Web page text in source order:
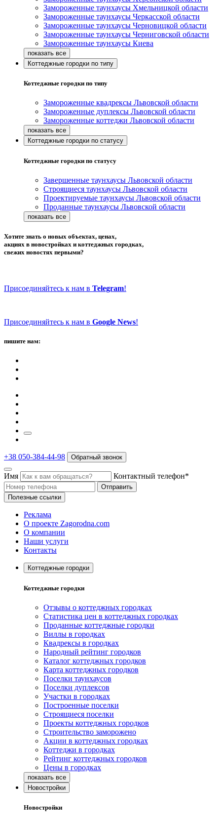
Замороженные таунхаусы Хмельницкой области
Замороженные таунхаусы Черкасской области
Замороженные таунхаусы Черновицкой области
Замороженные таунхаусы Черниговской области
Замороженные таунхаусы Киева
Коттеджные городки по типу
Коттеджные городки по типу
Замороженные квадрексы Львовской области
Замороженные дуплексы Львовской области
Замороженные коттеджи Львовской области
Коттеджные городки по статусу
Коттеджные городки по статусу
Завершенные таунхаусы Львовской области
Строящиеся таунхаусы Львовской области
Проектируемые таунхаусы Львовской области
Проданные таунхаусы Львовской области
Хотите знать о новых объектах, ценах,
акциях в новостройках и коттеджных городках,
свежих новостях первыми?
Присоединяйтесь к нам в Telegram!
Присоединяйтесь к нам в Google News!
пишите нам:
+38 050-384-44-98 Обратный звонок
Имя Контактный телефон*
Отправить
Полезные ссылки
Реклама
О проекте Zagorodna.com
О компании
Наши услуги
Контакты
Коттеджные городки
Коттеджные городки
Отзывы о коттеджных городках
Статистика цен в коттеджных городках
Проданные коттеджные городки
Виллы в городках
Квадрексы в городках
Народный рейтинг городков
Каталог коттеджных городков
Карта коттеджных городков
Поселки таунхаусов
Поселки дуплексов
Участки в городках
Построенные поселки
Строящиеся поселки
Проекты коттеджных городков
Строительство заморожено
Акции в коттеджных городках
Коттеджи в городках
Рейтинг коттеджных городков
Цены в городках
Новостройки
Новостройки